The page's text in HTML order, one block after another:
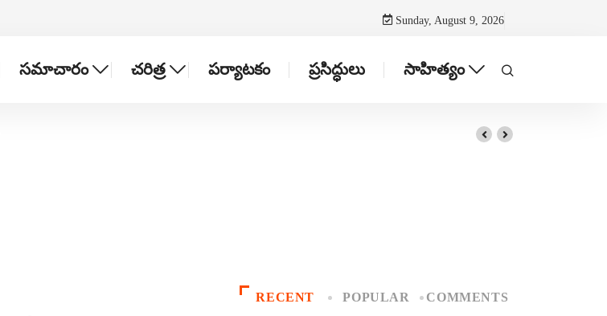
Sunday, August 9, 2026
సమాచారం చరిత్ర పర్యాటకం ప్రసిద్ధులు సాహిత్యం
RECENT POPULAR COMMENTS